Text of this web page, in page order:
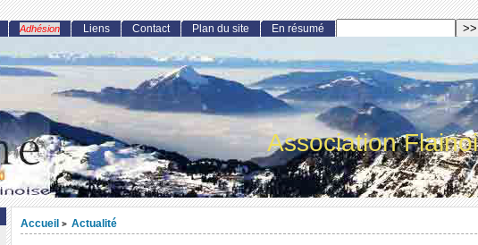
Association
Accueil > Actualité
Adhésion Liens Contact Plan du site En résumé